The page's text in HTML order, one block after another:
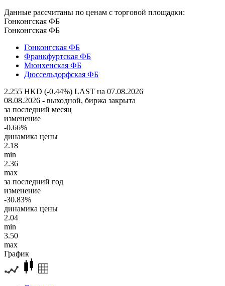
Данные рассчитаны по ценам с торговой площадки:
Гонконгская ФБ
Гонконгская ФБ
Гонконгская ФБ
Франкфуртская ФБ
Мюнхенская ФБ
Дюссельдорфская ФБ
2.255 HKD (-0.44%) LAST на 07.08.2026
08.08.2026 - выходной, биржа закрыта
за последний месяц
изменение
-0.66%
динамика цены
2.18
min
2.36
max
за последний год
изменение
-30.83%
динамика цены
2.04
min
3.50
max
График